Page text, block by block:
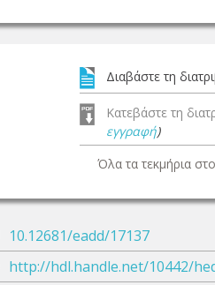
Διαβάστε τη
Κατεβάστε τη
εγγραφή)
Όλα τα τεκμήρια
10.12681/eadd/17137
http://hdl.handle.net/10442/